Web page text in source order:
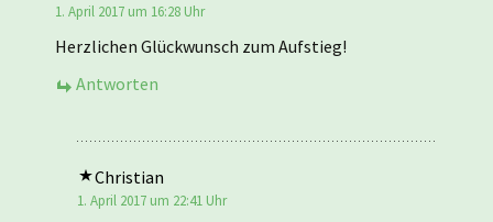
1. April 2017 um 16:28 Uhr
Herzlichen Glückwunsch zum Aufstieg!
Antworten
Christian
1. April 2017 um 22:41 Uhr